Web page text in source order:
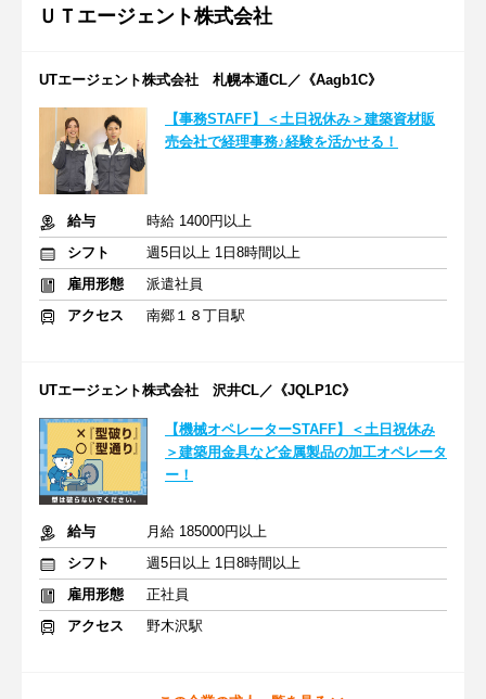
ＵＴエージェント株式会社
UTエージェント株式会社 札幌本通CL／《Aagb1C》
【事務STAFF】＜土日祝休み＞建築資材販
売会社で経理事務♪経験を活かせる！
給与
時給 1400円以上
シフト
週5日以上 1日8時間以上
雇用形態
派遣社員
アクセス
南郷１８丁目駅
UTエージェント株式会社 沢井CL／《JQLP1C》
【機械オペレーターSTAFF】＜土日祝休み
＞建築用金具など金属製品の加工オペレータ
ー！
給与
月給 185000円以上
シフト
週5日以上 1日8時間以上
雇用形態
正社員
アクセス
野木沢駅